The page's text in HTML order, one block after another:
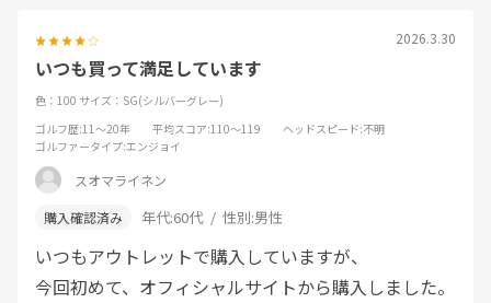
2026.3.30
いつも買って満足しています
色：100 サイズ：SG(シルバーグレー)
ゴルフ歴:11～20年 平均スコア:110～119 ヘッドスピード:不明
ゴルファータイプ:エンジョイ
スオマライネン
年代:60代 性別:男性
いつもアウトレットで購入していますが、
今回初めて、オフィシャルサイトから購入しました。